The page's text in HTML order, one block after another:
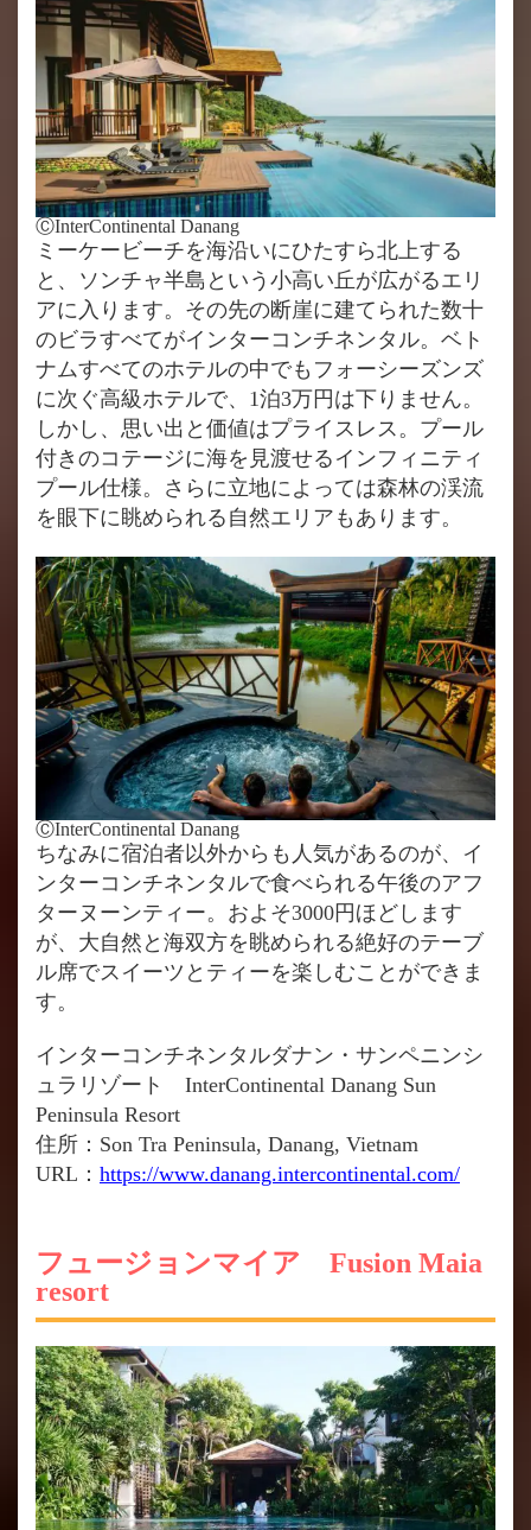
ⒸInterContinental Danang
ミーケービーチを海沿いにひたすら北上する
と、ソンチャ半島という小高い丘が広がるエリ
アに入ります。その先の断崖に建てられた数十
のビラすべてがインターコンチネンタル。ベト
ナムすべてのホテルの中でもフォーシーズンズ
に次ぐ高級ホテルで、1泊3万円は下りません。
しかし、思い出と価値はプライスレス。プール
付きのコテージに海を見渡せるインフィニティ
プール仕様。さらに立地によっては森林の渓流
を眼下に眺められる自然エリアもあります。
ⒸInterContinental Danang
ちなみに宿泊者以外からも人気があるのが、イ
ンターコンチネンタルで食べられる午後のアフ
ターヌーンティー。およそ3000円ほどします
が、大自然と海双方を眺められる絶好のテーブ
ル席でスイーツとティーを楽しむことができま
す。
インターコンチネンタルダナン・サンペニンシ
ュラリゾート InterContinental Danang Sun
Peninsula Resort
住所：Son Tra Peninsula, Danang, Vietnam
URL： https://www.danang.intercontinental.com/
フュージョンマイア Fusion Maia
resort